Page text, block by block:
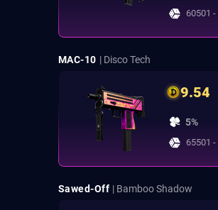
60501
MAC-10 | Disco Tech
9.54
5%
65501
Sawed-Off | Bamboo Shadow